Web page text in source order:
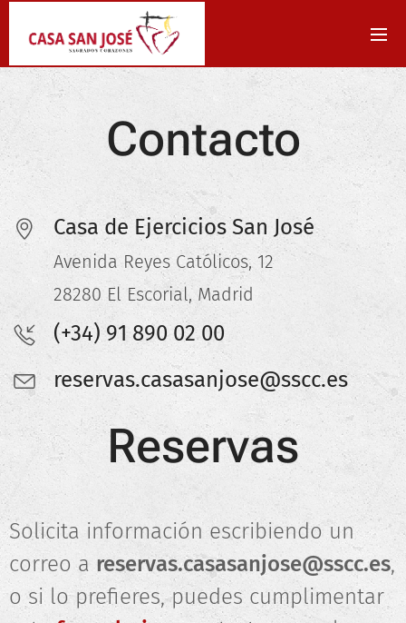
Contacto
Casa de Ejercicios San José
Avenida Reyes Católicos, 12
28280 El Escorial, Madrid
(+34) 91 890 02 00
reservas.casasanjose@sscc.es
Reservas
Solicita información escribiendo un
correo a reservas.casasanjose@sscc.es,
o si lo prefieres, puedes cumplimentar